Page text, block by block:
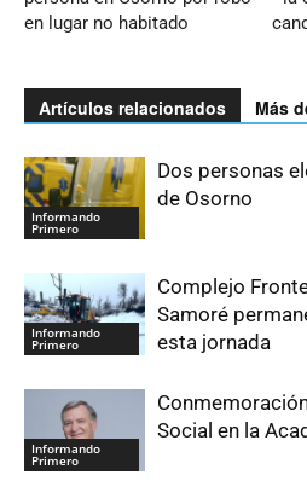
en lugar no habitado
Artículos relacionados Más
Informando
Primero
Dos personas
de Osorno
Informando
Primero
Complejo
Samoré
esta jornada
Informando
Primero
Social en la